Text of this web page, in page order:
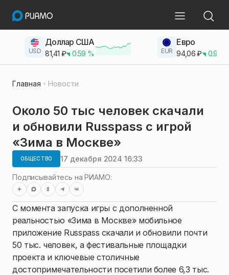
USD
Доллар США
81,41 ₽ 0.59 % EUR
Евро
94,06₽ 0.93
Главная Новости
Около 50 тыс человек скачали
и обновили Russpass с игрой
«Зима в Москве»
ОБЩЕСТВО 17 декабря 2024 16:33
Подписывайтесь на РИАМО:
С момента запуска игры с дополненной
реальностью «Зима в Москве» мобильное
приложение Russpass скачали и обновили почти
50 тыс. человек, а фестивальные площадки
проекта и ключевые столичные
достопримечательности посетили более 6,3 тыс.